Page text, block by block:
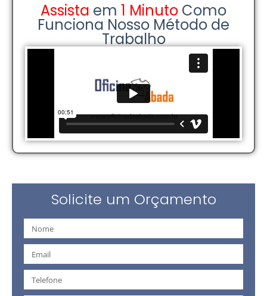
Assista em 1 Minuto Como
Funciona Nosso Método de
Trabalho
Solicite um Orçamento